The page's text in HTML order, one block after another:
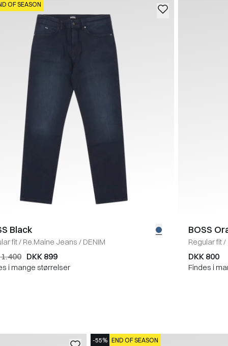
OF SEASON
Black
fit/ Re.Maine Jeans / DENIM
DKK 899
i mange størrelser
BOSS
Regular fit/
DKK 800
Findes i
-55% END OF SEASON